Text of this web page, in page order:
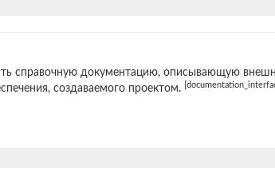
справочную документацию, описывающую
создаваемого проектом.